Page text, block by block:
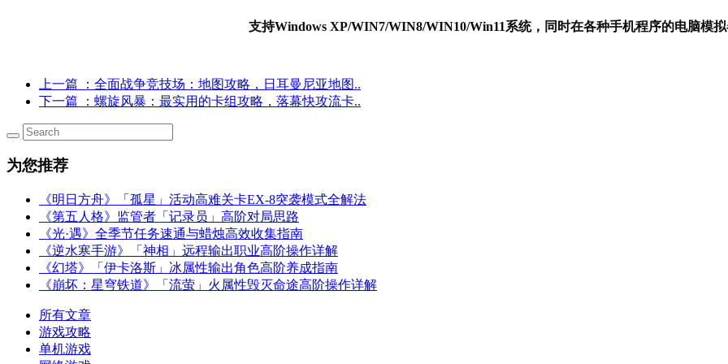
支持Windows XP/WIN7/WIN8/WIN10/Win11系统，同时在各种手机程序的电脑模拟
上一篇
：全面战争竞技场：地图攻略，日耳曼尼亚地图..
下一篇
：螺旋风暴：最实用的卡组攻略，落幕快攻流卡..
为您推荐
《明日方舟》「孤星」活动高难关卡EX-8突袭模式全解法
《第五人格》监管者「记录员」高阶对局思路
《光·遇》全季节任务速通与蜡烛高效收集指南
《逆水寒手游》「神相」远程输出职业高阶操作详解
《幻塔》「伊卡洛斯」冰属性输出角色高阶养成指南
《崩坏：星穹铁道》「流萤」火属性毁灭命途高阶操作详解
所有文章
游戏攻略
单机游戏